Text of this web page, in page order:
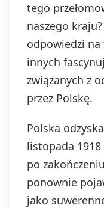
tego
naszego
odpowiedzi
innych
związanych z
przez Polskę.
Polska
listopada
po
ponownie
jako